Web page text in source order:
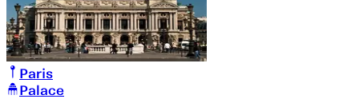
Paris
Palace